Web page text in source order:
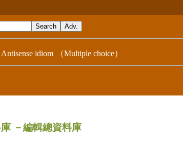
Antisense idiom （Multiple choice）
－編輯總資料庫